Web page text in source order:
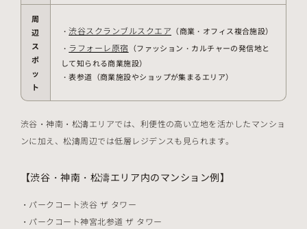
周
辺
ス
ポ
ッ
ト
・渋谷スクランブルスクエア （商業・オフィス複合施設）
・ ラフォーレ原宿 （ファッション・カルチャーの発信地と
して知られる商業施設）
・表参道（商業施設やショップが集まるエリア）
渋谷・神南・松濤エリアでは、利便性の高い立地を活かしたマンショ
ンに加え、松濤周辺では低層レジデンスも見られます。
【渋谷・神南・松濤エリア内のマンション例】
パークコート渋谷 ザ タワー
パークコート神宮北参道 ザ タワー